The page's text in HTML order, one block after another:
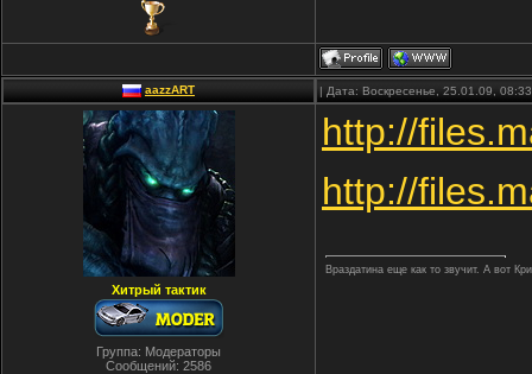
aazzART | Дата: Воскресенье, 25.01.09,
Хитрый тактик
Группа: Модераторы
Сообщений: 2586
http://
http://
Враздатина еще как то звучит. А вот